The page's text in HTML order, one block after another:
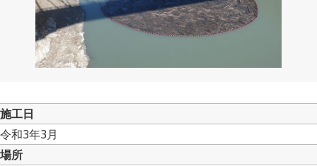
施工日
令和3年3月
場所